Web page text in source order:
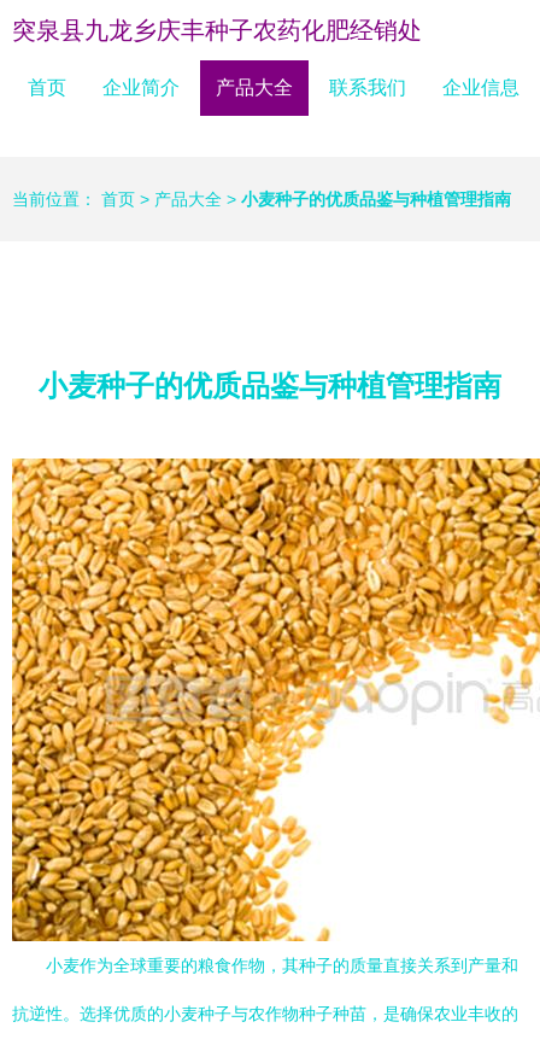
突泉县九龙乡庆丰种子农药化肥经销处
首页 企业简介 产品大全 联系我们 企业信息
当前位置： 首页 > 产品大全 > 小麦种子的优质品鉴与种植管理指南
小麦种子的优质品鉴与种植管理指南
小麦作为全球重要的粮食作物，其种子的质量直接关系到产量和
抗逆性。选择优质的小麦种子与农作物种子种苗，是确保农业丰收的